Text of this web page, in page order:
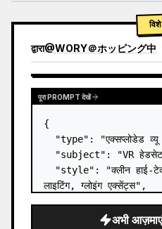
द्वारा@WORY＠ホッピング中
पूरा PROMPT देखें
{
"type": "एक्सप्लोडेड व्यू
"subject": "VR
"style": "क्लीन हाई-
लाइटिंग, ग्लोइंग एक्सेंट्स",
अभी आज़माएं